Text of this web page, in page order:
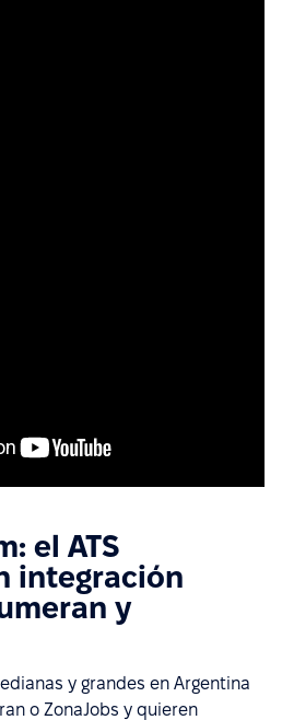
el ATS
integración
y
y grandes en Argentina
o ZonaJobs y quieren